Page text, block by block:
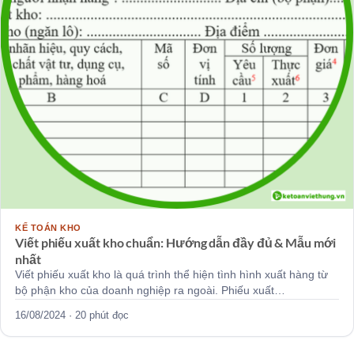
KẾ TOÁN KHO
Viết phiếu xuất kho chuẩn: Hướng dẫn đầy đủ & Mẫu mới
nhất
Viết phiếu xuất kho là quá trình thể hiện tình hình xuất hàng từ
bộ phận kho của doanh nghiệp ra ngoài. Phiếu xuất…
16/08/2024 · 20 phút đọc